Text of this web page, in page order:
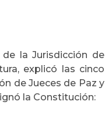
la Jurisdicción de
explicó las cinco
de Jueces de Paz y
la Constitución: